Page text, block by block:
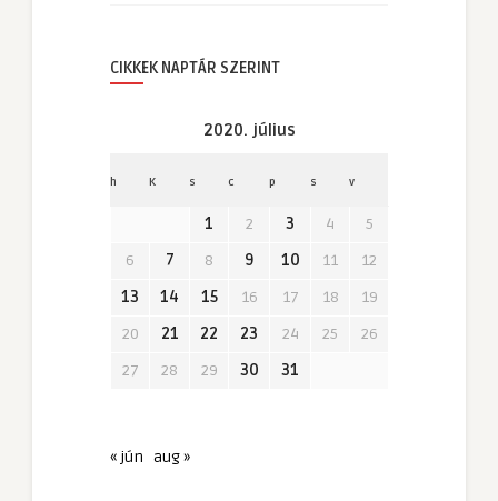
CIKKEK NAPTÁR SZERINT
2020. július
h K s c p s v
1 2 3 4
5
6
7 8 9 10 11
12
13
14 15 16 17 18
19
20
21 22 23 24 25
26
27
28 29 30 31
« jún aug »